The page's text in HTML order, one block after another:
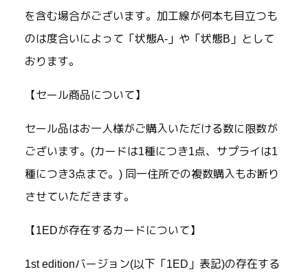
を含む場合がございます。加工線が何本も目立つも
のは度合いによって「状態A-」や「状態B」として
おります。
【セール商品について】
セール品はお一人様がご購入いただける数に限数が
ございます。(カードは1種につき1点、サプライは1
種につき3点まで。) 同一住所での複数購入もお断り
させていただきます。
【1EDが存在するカードについて】
1st editionバージョン(以下「1ED」表記)の存在する